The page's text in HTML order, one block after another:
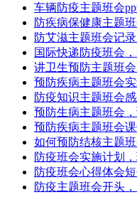
车辆防疫主题班会
防疾病保健康主题
防艾滋主题班会记
国际快递防疫班会
讲卫生预防主题班
预防疾病主题班会
防疫知识主题班会
预防生病主题班会
预防疾病主题班会
如何预防结核主题
防疫班会实施计划
防疫班会心得体会
防疫主题班会开头